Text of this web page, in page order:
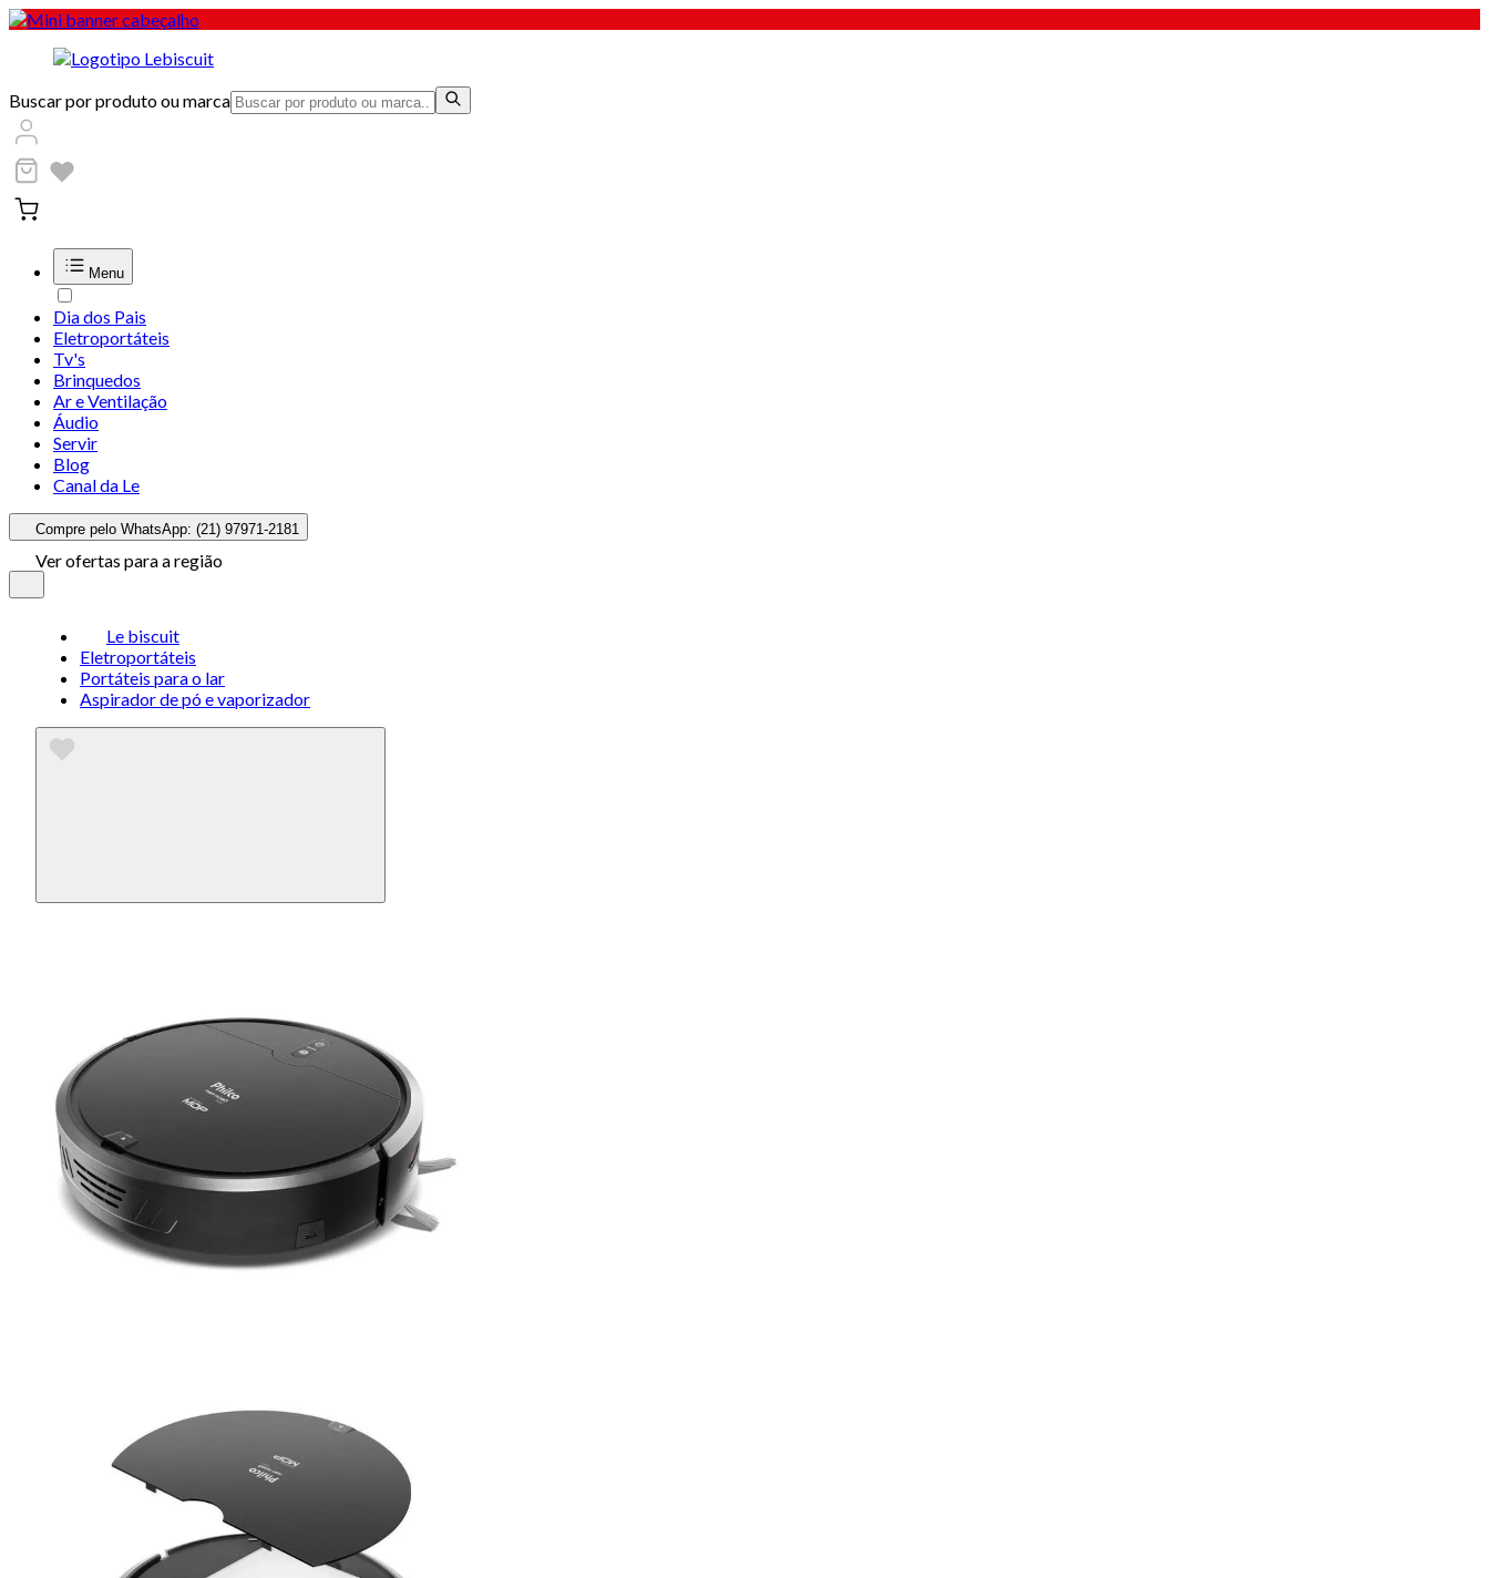
Buscar por produto ou marca
Menu
Dia dos Pais
Eletroportáteis
Tv's
Brinquedos
Ar e Ventilação
Áudio
Servir
Blog
Canal da Le
Compre pelo WhatsApp: (21) 97971-2181
Ver ofertas para a região
Le biscuit
Eletroportáteis
Portáteis para o lar
Aspirador de pó e vaporizador